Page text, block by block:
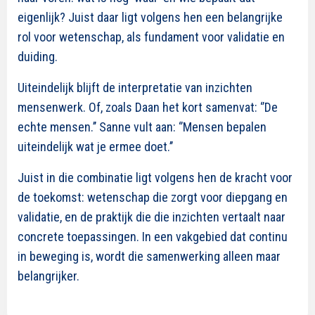
eigenlijk? Juist daar ligt volgens hen een belangrijke
rol voor wetenschap, als fundament voor validatie en
duiding.
Uiteindelijk blijft de interpretatie van inzichten
mensenwerk. Of, zoals Daan het kort samenvat: ‘’De
echte mensen.’’ Sanne vult aan: ‘’Mensen bepalen
uiteindelijk wat je ermee doet.’’
Juist in die combinatie ligt volgens hen de kracht voor
de toekomst: wetenschap die zorgt voor diepgang en
validatie, en de praktijk die die inzichten vertaalt naar
concrete toepassingen. In een vakgebied dat continu
in beweging is, wordt die samenwerking alleen maar
belangrijker.